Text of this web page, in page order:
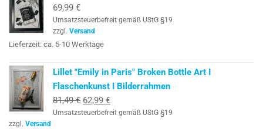
69,99 €
Umsatzsteuerbefreit gemäß UStG §19
zzgl. Versand
Lieferzeit: ca. 5-10 Werktage
Lillet "Emily in Paris" Broken Bottle Art I
Flaschenkunst I Bilderrahmen
81,49€ Ursprünglicher
Preis
62,99 €Aktueller
Preis
Umsatzsteuerbefreit gemäß UStG §19
zzgl. Versand